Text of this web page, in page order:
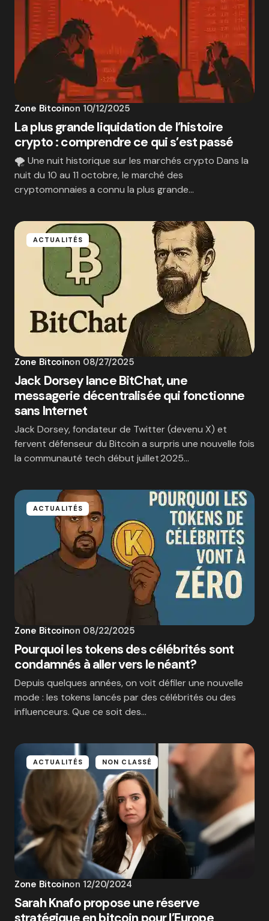
Zone Bitcoinon 10/12/2025
La plus grande liquidation de l’histoire
crypto : comprendre ce qui s’est passé
🌪️ Une nuit historique sur les marchés crypto Dans la
nuit du 10 au 11 octobre, le marché des
cryptomonnaies a connu la plus grande…
ACTUALITÉS
Zone Bitcoinon 08/27/2025
Jack Dorsey lance BitChat, une
messagerie décentralisée qui fonctionne
sans Internet
Jack Dorsey, fondateur de Twitter (devenu X) et
fervent défenseur du Bitcoin a surpris une nouvelle fois
la communauté tech début juillet 2025…
ACTUALITÉS
Zone Bitcoinon 08/22/2025
Pourquoi les tokens des célébrités sont
condamnés à aller vers le néant?
Depuis quelques années, on voit défiler une nouvelle
mode : les tokens lancés par des célébrités ou des
influenceurs. Que ce soit des…
ACTUALITÉS NON CLASSÉ
Zone Bitcoinon 12/20/2024
Sarah Knafo propose une réserve